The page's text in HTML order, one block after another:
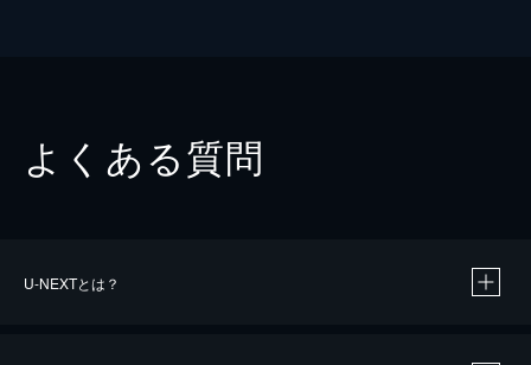
よくある質問
U-NEXTとは？